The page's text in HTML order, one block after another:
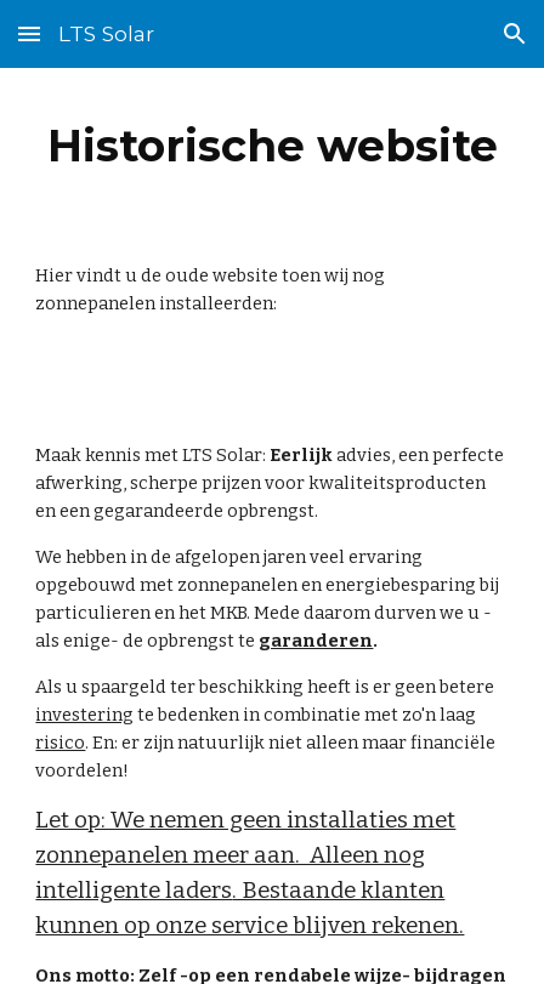
Skip to main content Skip to navigation
LTS Solar
Historische website
Hier vindt u de oude website toen wij nog
zonnepanelen installeerden:
Maak kennis met LTS Solar: Eerlijkadvies, een perfecte
afwerking, scherpe prijzen voor kwaliteitsproducten
en een gegarandeerde opbrengst.
We hebben in de afgelopen jaren veel ervaring
opgebouwd met zonnepanelen en energiebesparing bij
particulieren en het MKB. Mede daarom durven we u -
als enige- de opbrengst te garanderen.
Als u spaargeld ter beschikking heeft is er geen betere
investering te bedenken in combinatie met zo'n laag
risico. En: er zijn natuurlijk niet alleen maar financiële
voordelen!
Let op: We nemen geen installaties met
zonnepanelen meer aan. Alleen nog
intelligente laders. Bestaande klanten
kunnen op onze service blijven rekenen.
Ons motto: Zelf -op een rendabele wijze- bijdragen